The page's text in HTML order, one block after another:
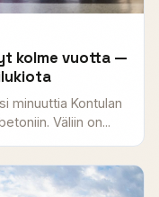
kolme vuotta —
minuuttia Kontulan
Väliin on...